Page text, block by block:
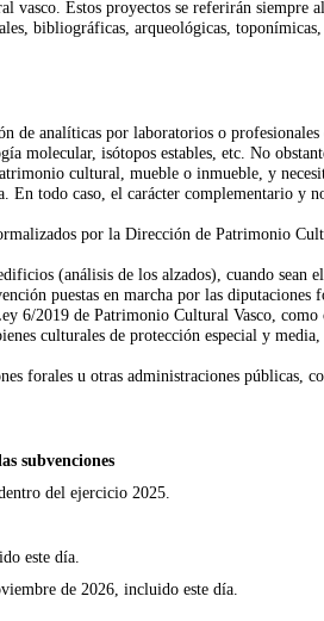
vasco. Estos proyectos se referirán siempre
bibliográficas, arqueológicas,
de analíticas por laboratorios o profesionales
molecular, isótopos estables, etc. No
cultural, mueble o inmueble, y
todo caso, el carácter complementario y
por la Dirección de Patrimonio
(análisis de los alzados), cuando sean
puestas en marcha por las diputaciones
6/2019 de Patrimonio Cultural Vasco, como
culturales de protección especial y
forales u otras administraciones públicas,
subvenciones
del ejercicio 2025.
este día.
de 2026, incluido este día.